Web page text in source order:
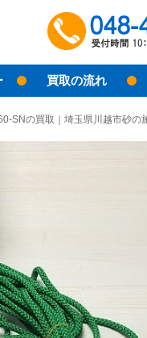
買取の流れ
SNの買取｜埼玉県川越市砂の